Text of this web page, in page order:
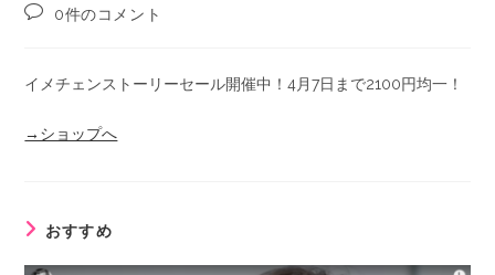
0件のコメント
イメチェンストーリーセール開催中！4月7日まで2100円均一！
→ショップへ
おすすめ